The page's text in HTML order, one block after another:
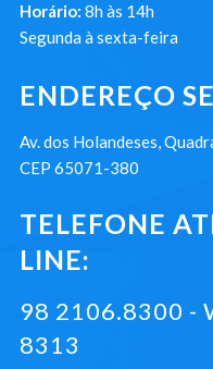
Horário: 8h às 14h
Segunda à sexta-feira
ENDEREÇO
Av. dos Holandeses,
CEP 65071-380
TELEFONE
LINE:
98 2106.8300 -
8313